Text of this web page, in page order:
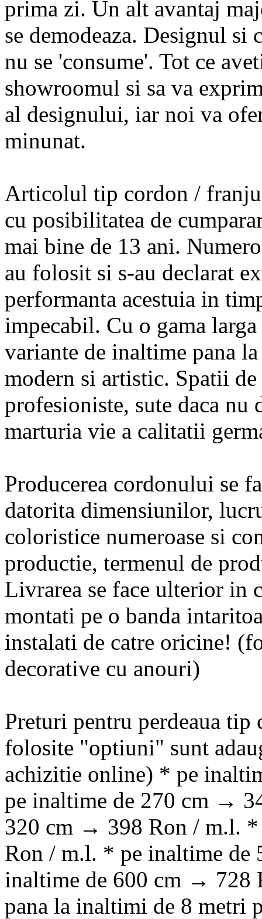
prima zi. Un alt avantaj
se demodeaza. Designul
nu se 'consume'. Tot ce
showroomul si sa va
al designului, iar noi va
minunat.
Articolul tip cordon /
cu posibilitatea de
mai bine de 13 ani.
au folosit si s-au declarat
performanta acestuia in
impecabil. Cu o gama
variante de inaltime pana
modern si artistic. Spatii
profesioniste, sute daca nu
marturia vie a calitatii
Producerea cordonului se
datorita dimensiunilor,
coloristice numeroase si
productie, termenul de
Livrarea se face ulterior in
montati pe o banda
instalati de catre oricine!
decorative cu anouri)
Preturi pentru perdeaua
folosite "optiuni" sunt
achizitie online) * pe
pe inaltime de 270 cm →
320 cm → 398 Ron / m.l.
Ron / m.l. * pe inaltime
inaltime de 600 cm → 728
pana la inaltimi de 8 metri